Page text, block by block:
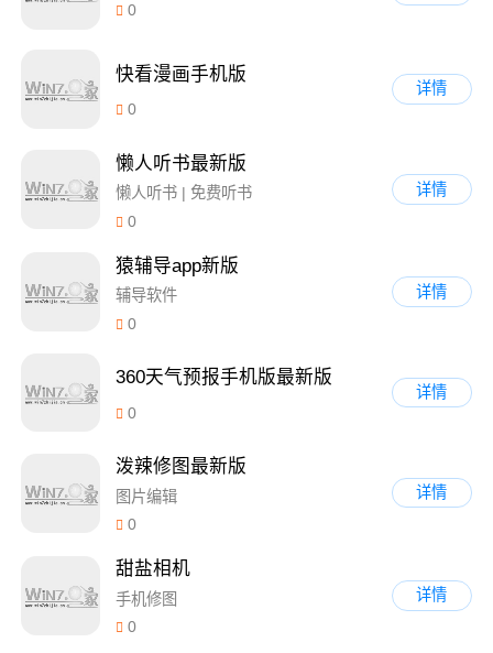
0
快看漫画手机版
0
详情
懒人听书最新版
懒人听书 | 免费听书
0
详情
猿辅导app新版
辅导软件
0
详情
360天气预报手机版最新版
0
详情
泼辣修图最新版
图片编辑
0
详情
甜盐相机
手机修图
0
详情